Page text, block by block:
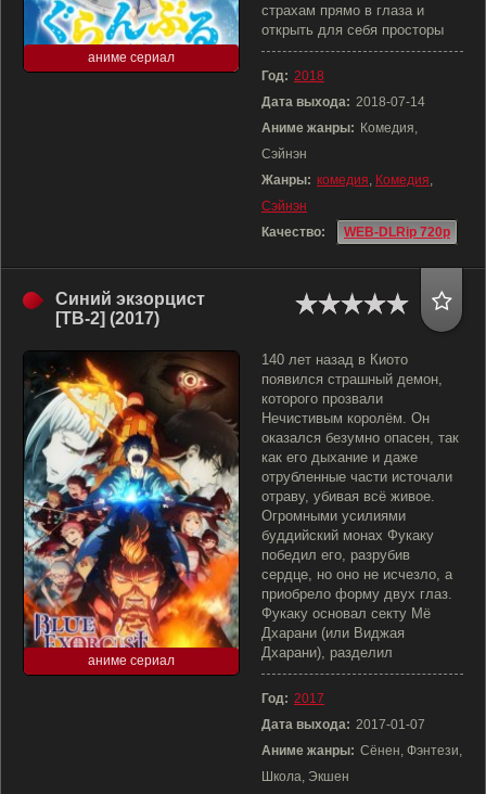
аниме сериал
страхам прямо в глаза и
открыть для себя просторы
Год: 2018
Дата выхода: 2018-07-14
Аниме жанры: Комедия,
Сэйнэн
Жанры: комедия, Комедия,
Сэйнэн
Качество:
WEB-DLRip 720p
Синий экзорцист
[ТВ-2] (2017)
аниме сериал
140 лет назад в Киото
появился страшный демон,
которого прозвали
Нечистивым королём. Он
оказался безумно опасен, так
как его дыхание и даже
отрубленные части источали
отраву, убивая всё живое.
Огромными усилиями
буддийский монах Фукаку
победил его, разрубив
сердце, но оно не исчезло, а
приобрело форму двух глаз.
Фукаку основал секту Мё
Дхарани (или Виджая
Дхарани), разделил
Год: 2017
Дата выхода: 2017-01-07
Аниме жанры: Сёнен, Фэнтези,
Школа, Экшен